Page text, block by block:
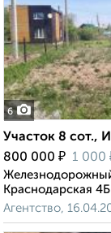
6
Участок 8 сот.,
800 000 ₽ 1 000
Краснодарская 4Б
Агентство,